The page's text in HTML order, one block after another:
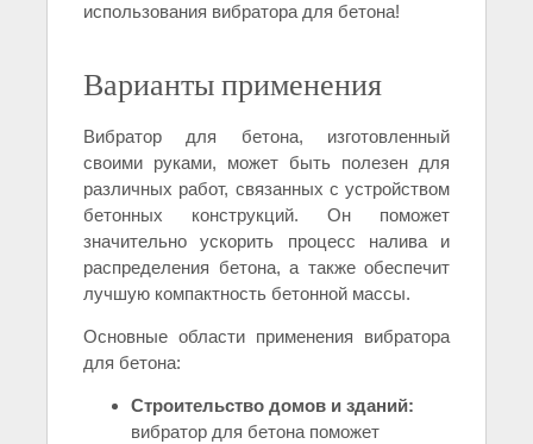
использования вибратора для бетона!
Варианты применения
Вибратор для бетона, изготовленный
своими руками, может быть полезен для
различных работ, связанных с устройством
бетонных конструкций. Он поможет
значительно ускорить процесс налива и
распределения бетона, а также обеспечит
лучшую компактность бетонной массы.
Основные области применения вибратора
для бетона:
Строительство домов и зданий:
вибратор для бетона поможет